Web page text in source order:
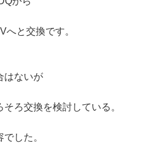
へと交換です。
はないが
ろ交換を検討している。
した。